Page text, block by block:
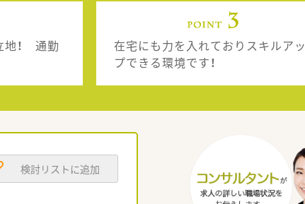
地！ 通勤
在宅にも力を入れておりスキルアッ
プできる環境です！
検討リストに追加